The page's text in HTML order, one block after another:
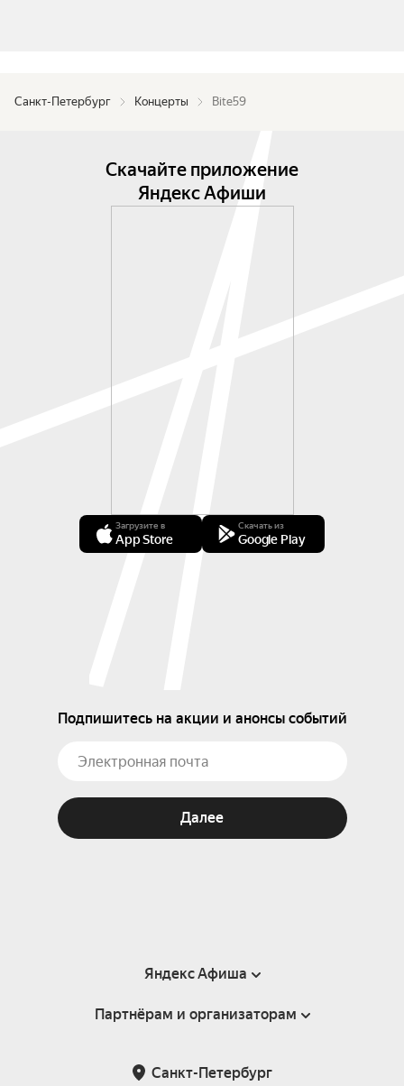
Санкт-Петербург Концерты Bite59
Скачайте приложение
Яндекс Афиши
Загрузите в
App Store
Скачать из
Google Play
Подпишитесь на акции и анонсы событий
Далее
Яндекс Афиша
Справка
Подарочные сертификаты
Партнёрам и организаторам
Санкт-Петербург